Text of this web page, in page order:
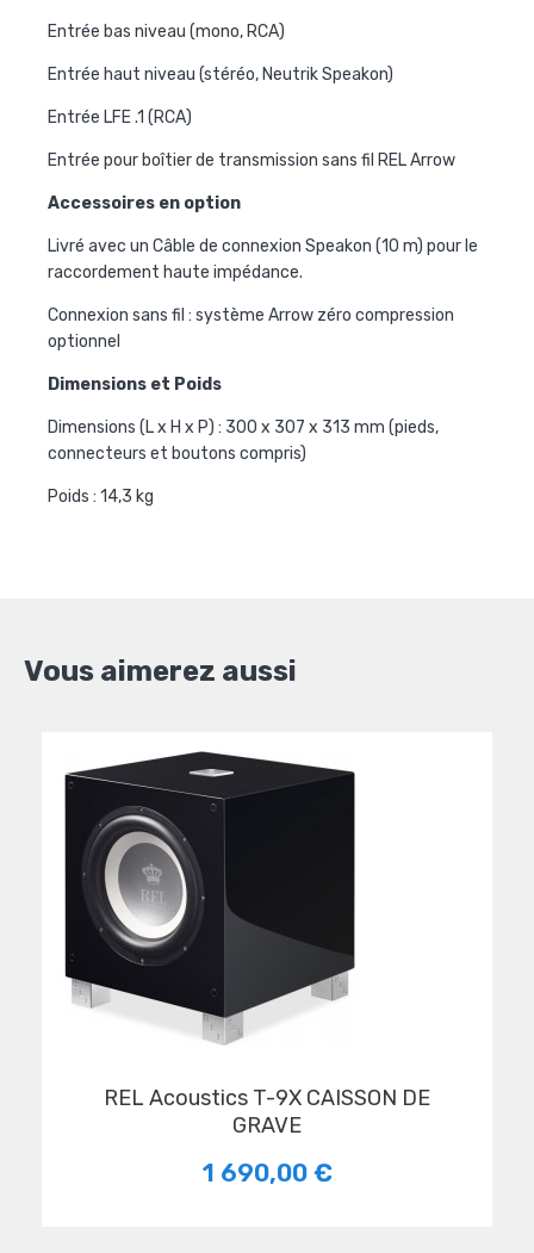
Entrée bas niveau (mono, RCA)
Entrée haut niveau (stéréo, Neutrik Speakon)
Entrée LFE .1 (RCA)
Entrée pour boîtier de transmission sans fil REL Arrow
Accessoires en option
Livré avec un Câble de connexion Speakon (10 m) pour le
raccordement haute impédance.
Connexion sans fil : système Arrow zéro compression
optionnel
Dimensions et Poids
Dimensions (L x H x P) : 300 x 307 x 313 mm (pieds,
connecteurs et boutons compris)
Poids : 14,3 kg
Vous aimerez aussi
REL Acoustics T-9X CAISSON DE
GRAVE
1 690,00 €